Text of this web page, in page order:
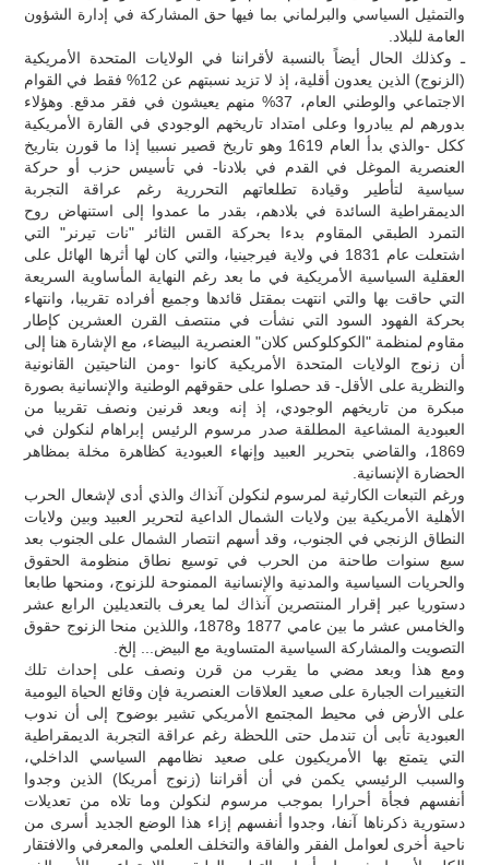
والتمثيل السياسي والبرلماني بما فيها حق المشاركة في إدارة الشؤون
العامة للبلاد.
ـ وكذلك الحال أيضاً بالنسبة لأقراننا في الولايات المتحدة الأمريكية
(الزنوج) الذين يعدون أقلية، إذ لا تزيد نسبتهم عن 12% فقط في القوام
الاجتماعي والوطني العام، 37% منهم يعيشون في فقر مدقع. وهؤلاء
بدورهم لم يبادروا وعلى امتداد تاريخهم الوجودي في القارة الأمريكية
ككل -والذي بدأ العام 1619 وهو تاريخ قصير نسبيا إذا ما قورن بتاريخ
العنصرية الموغل في القدم في بلادنا- في تأسيس حزب أو حركة
سياسية لتأطير وقيادة تطلعاتهم التحررية رغم عراقة التجربة
الديمقراطية السائدة في بلادهم، بقدر ما عمدوا إلى استنهاض روح
التمرد الطبقي المقاوم بدءا بحركة القس الثائر "نات تيرنر" التي
اشتعلت عام 1831 في ولاية فيرجينيا، والتي كان لها أثرها الهائل على
العقلية السياسية الأمريكية في ما بعد رغم النهاية المأساوية السريعة
التي حاقت بها والتي انتهت بمقتل قائدها وجميع أفراده تقريبا، وانتهاء
بحركة الفهود السود التي نشأت في منتصف القرن العشرين كإطار
مقاوم لمنظمة "الكوكلوكس كلان" العنصرية البيضاء، مع الإشارة هنا إلى
أن زنوج الولايات المتحدة الأمريكية كانوا -ومن الناحيتين القانونية
والنظرية على الأقل- قد حصلوا على حقوقهم الوطنية والإنسانية بصورة
مبكرة من تاريخهم الوجودي، إذ إنه وبعد قرنين ونصف تقريبا من
العبودية المشاعية المطلقة صدر مرسوم الرئيس إبراهام لنكولن في
1869، والقاضي بتحرير العبيد وإنهاء العبودية كظاهرة مخلة بمظاهر
الحضارة الإنسانية.
ورغم التبعات الكارثية لمرسوم لنكولن آنذاك والذي أدى لإشعال الحرب
الأهلية الأمريكية بين ولايات الشمال الداعية لتحرير العبيد وبين ولايات
النطاق الزنجي في الجنوب، وقد أسهم انتصار الشمال على الجنوب بعد
سبع سنوات طاحنة من الحرب في توسيع نطاق منظومة الحقوق
والحريات السياسية والمدنية والإنسانية الممنوحة للزنوج، ومنحها طابعا
دستوريا عبر إقرار المنتصرين آنذاك لما يعرف بالتعديلين الرابع عشر
والخامس عشر ما بين عامي 1877 و1878، واللذين منحا الزنوج حقوق
التصويت والمشاركة السياسية المتساوية مع البيض... إلخ.
ومع هذا وبعد مضي ما يقرب من قرن ونصف على إحداث تلك
التغييرات الجبارة على صعيد العلاقات العنصرية فإن وقائع الحياة اليومية
على الأرض في محيط المجتمع الأمريكي تشير بوضوح إلى أن ندوب
العبودية تأبى أن تندمل حتى اللحظة رغم عراقة التجربة الديمقراطية
التي يتمتع بها الأمريكيون على صعيد نظامهم السياسي الداخلي،
والسبب الرئيسي يكمن في أن أقراننا (زنوج أمريكا) الذين وجدوا
أنفسهم فجأة أحرارا بموجب مرسوم لنكولن وما تلاه من تعديلات
دستورية ذكرناها آنفا، وجدوا أنفسهم إزاء هذا الوضع الجديد أسرى من
ناحية أخرى لعوامل الفقر والفاقة والتخلف العلمي والمعرفي والافتقار